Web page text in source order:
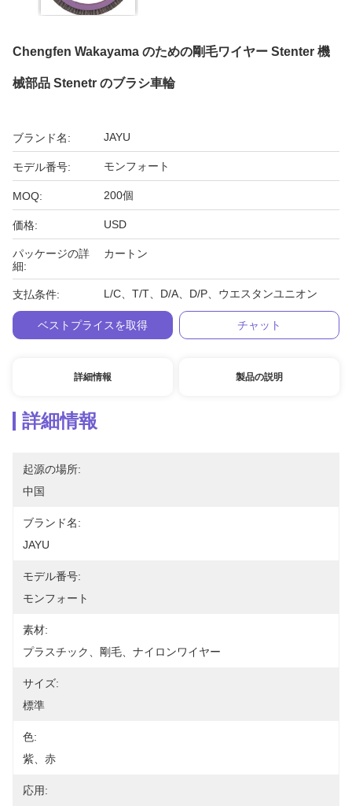
Chengfen Wakayama のための剛毛ワイヤー Stenter 機
械部品 Stenetr のブラシ車輪
ブランド名: JAYU
モデル番号: モンフォート
MOQ: 200個
価格: USD
パッケージの詳
細:
カートン
支払条件: L/C、T/T、D/A、D/P、ウエスタンユニオン
ベストプライスを取得 チャット
詳細情報 製品の説明
詳細情報
起源の場所:
中国
ブランド名:
JAYU
モデル番号:
モンフォート
素材:
プラスチック、剛毛、ナイロンワイヤー
サイズ:
標準
色:
紫、赤
応用: